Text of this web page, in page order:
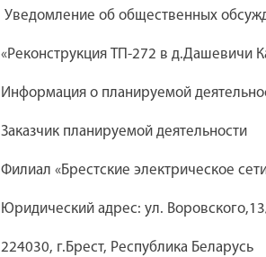
Уведомление об общественных
«Реконструкция ТП-272 в д.Дашевичи
Информация о планируемой
Заказчик планируемой деятельности
Филиал «Брестские электрическое
Юридический адрес: ул.
224030, г.Брест, Республика Беларусь